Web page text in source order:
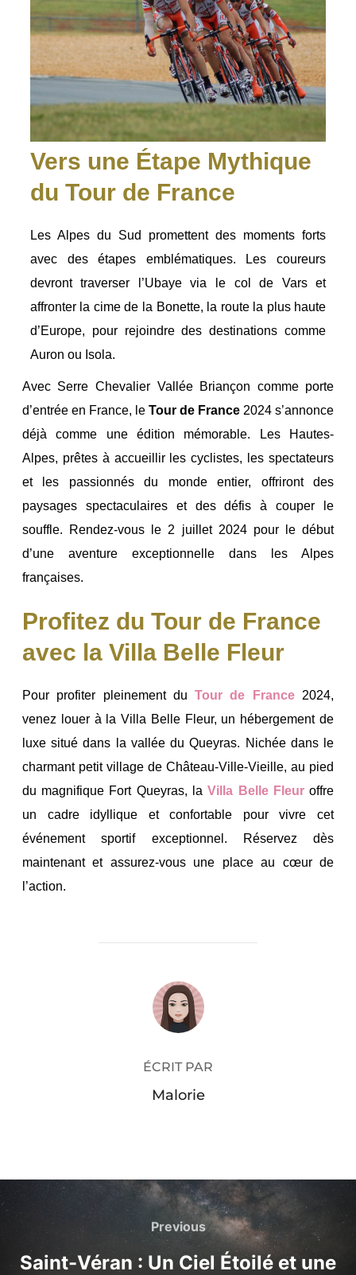
Vers une Étape Mythique
du Tour de France
Les Alpes du Sud promettent des moments forts
avec des étapes emblématiques. Les coureurs
devront traverser l’Ubaye via le col de Vars et
affronter la cime de la Bonette, la route la plus haute
d’Europe, pour rejoindre des destinations comme
Auron ou Isola.
Avec Serre Chevalier Vallée Briançon comme porte
d’entrée en France, le Tour de France 2024 s’annonce
déjà comme une édition mémorable. Les Hautes-
Alpes, prêtes à accueillir les cyclistes, les spectateurs
et les passionnés du monde entier, offriront des
paysages spectaculaires et des défis à couper le
souffle. Rendez-vous le 2 juillet 2024 pour le début
d’une aventure exceptionnelle dans les Alpes
françaises.
Profitez du Tour de France
avec la Villa Belle Fleur
Pour profiter pleinement duTour de France2024,
venez louer à la Villa Belle Fleur, un hébergement de
luxe situé dans la vallée du Queyras. Nichée dans le
charmant petit village de Château-Ville-Vieille, au pied
du magnifique Fort Queyras, laVilla Belle Fleuroffre
un cadre idyllique et confortable pour vivre cet
événement sportif exceptionnel. Réservez dès
maintenant et assurez-vous une place au cœur de
l’action.
AUTEUR DE LA PUBLICATION
ÉCRIT PAR
Malorie
Previous
Saint-Véran : Un Ciel Étoilé et une